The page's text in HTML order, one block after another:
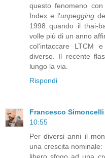
questo fenomeno
Index e l'unpegging
1998 quando il thai-
volle più di un anno
col'intaccare LTCM
diverso. Il recente
lungo la via.
Rispondi
Francesco Simoncelli
10:55
Per diversi anni il
una crescita